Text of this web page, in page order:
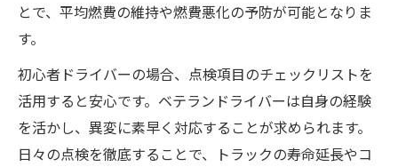
とで、平均燃費の維持や燃費悪化の予防が可能となりま
す。
初心者ドライバーの場合、点検項目のチェックリストを
活用すると安心です。ベテランドライバーは自身の経験
を活かし、異変に素早く対応することが求められます。
日々の点検を徹底することで、トラックの寿命延長やコ